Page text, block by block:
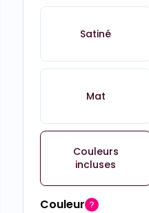
Satiné
Mat
Couleurs
incluses
Couleur